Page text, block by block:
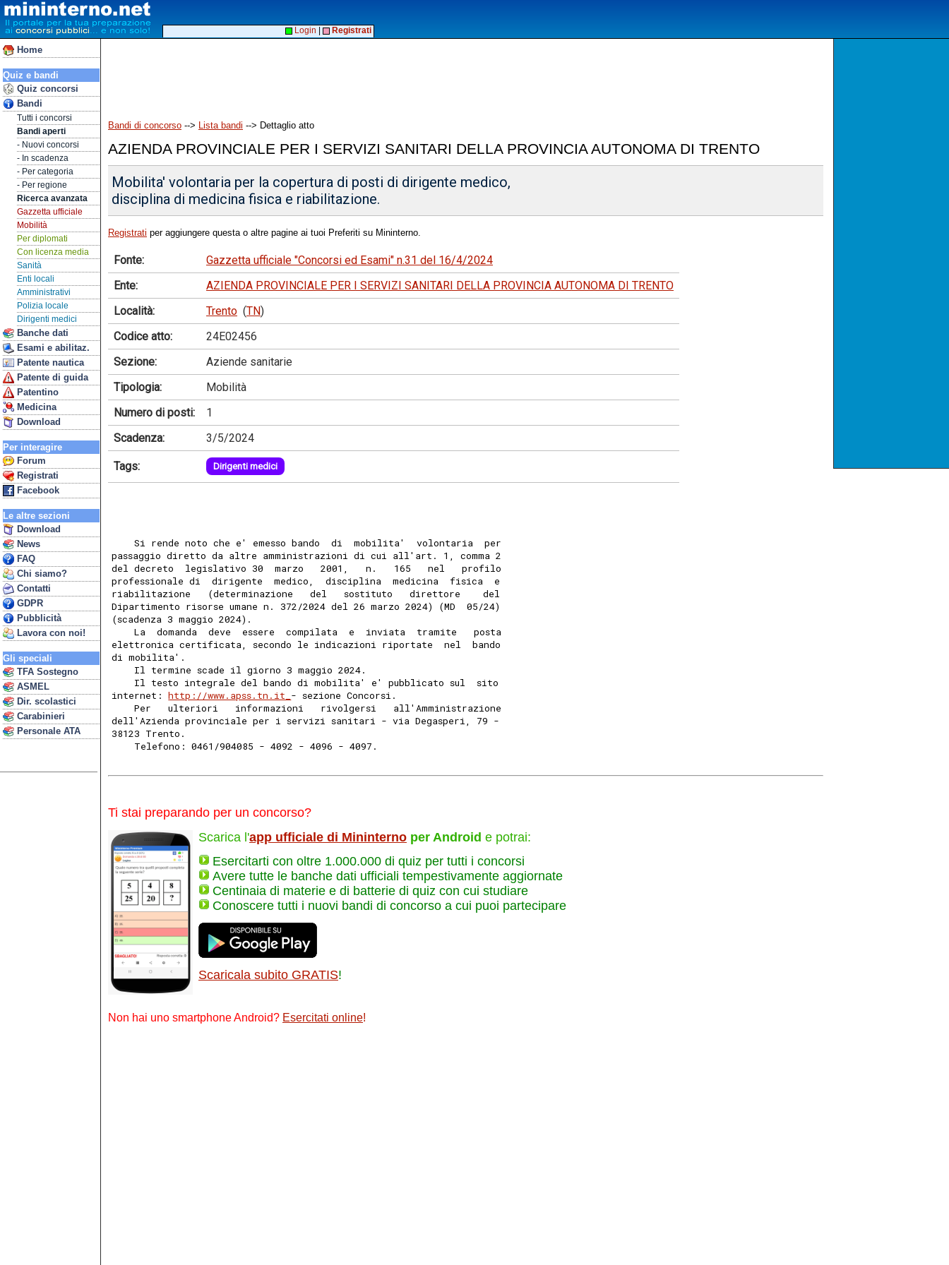
Home
Quiz e bandi
Quiz concorsi
Bandi
Tutti i concorsi
Bandi aperti
- Nuovi concorsi
- In scadenza
- Per categoria
- Per regione
Ricerca avanzata
Gazzetta ufficiale
Mobilità
Per diplomati
Con licenza media
Sanità
Enti locali
Amministrativi
Polizia locale
Dirigenti medici
Banche dati
Esami e abilitaz.
Patente nautica
Patente di guida
Patentino
Medicina
Download
Per interagire
Forum
Registrati
Facebook
Le altre sezioni
Download
News
FAQ
Chi siamo?
Contatti
GDPR
Pubblicità
Lavora con noi!
Gli speciali
TFA Sostegno
ASMEL
Dir. scolastici
Carabinieri
Personale ATA
Login Registrati
Bandi di concorso --> Lista bandi --> Dettaglio atto
AZIENDA PROVINCIALE PER I SERVIZI SANITARI DELLA PROVINCIA AUTONOMA DI TRENTO
Mobilita' volontaria per la copertura di posti di dirigente medico,
disciplina di medicina fisica e riabilitazione.
Registrati per aggiungere questa o altre pagine ai tuoi Preferiti su Mininterno.
Fonte:
Gazzetta ufficiale "Concorsi ed Esami" n.31 del 16/4/2024
Ente:
AZIENDA PROVINCIALE PER I SERVIZI SANITARI DELLA PROVINCIA AUTONOMA DI TRENTO
Località:
Trento (TN)
Codice atto:
24E02456
Sezione:
Aziende sanitarie
Tipologia:
Mobilità
Numero di posti:
1
Scadenza:
3/5/2024
Tags: Dirigenti medici
    Si rende noto che e' emesso bando  di  mobilita'  volontaria  per
passaggio diretto da altre amministrazioni di cui all'art. 1, comma 2
del decreto  legislativo 30  marzo   2001,   n.   165   nel   profilo
professionale di  dirigente  medico,  disciplina  medicina  fisica  e
riabilitazione   (determinazione   del   sostituto   direttore    del
Dipartimento risorse umane n. 372/2024 del 26 marzo 2024) (MD  05/24)
(scadenza 3 maggio 2024).
    La  domanda  deve  essere  compilata  e  inviata  tramite   posta
elettronica certificata, secondo le indicazioni riportate  nel  bando
di mobilita'.
    Il termine scade il giorno 3 maggio 2024.
    Il testo integrale del bando di mobilita' e' pubblicato sul  sito
internet: http://www.apss.tn.it_ - sezione Concorsi.
    Per   ulteriori   informazioni   rivolgersi   all'Amministrazione
dell'Azienda provinciale per i servizi sanitari - via Degasperi, 79 -
38123 Trento.
    Telefono: 0461/904085 - 4092 - 4096 - 4097.
Ti stai preparando per un concorso?
Scarica l'app ufficiale di Mininterno per Android e potrai:
Esercitarti con oltre 1.000.000 di quiz per tutti i concorsi
Avere tutte le banche dati ufficiali tempestivamente aggiornate
Centinaia di materie e di batterie di quiz con cui studiare
Conoscere tutti i nuovi bandi di concorso a cui puoi partecipare
Scaricala subito GRATIS!
Non hai uno smartphone Android? Esercitati online!